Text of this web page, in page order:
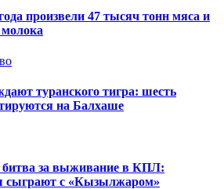
произвели 47 тысяч тонн мяса и
туранского тигра: шесть
на Балхаше
за выживание в КПЛ:
сыграют с «Кызылжаром»